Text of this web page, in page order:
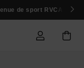
de sport RVCA